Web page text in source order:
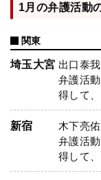
1月の弁護活動
関東
埼玉大宮 出口泰
弁護活
得して
新宿
木下亮
弁護活
得して